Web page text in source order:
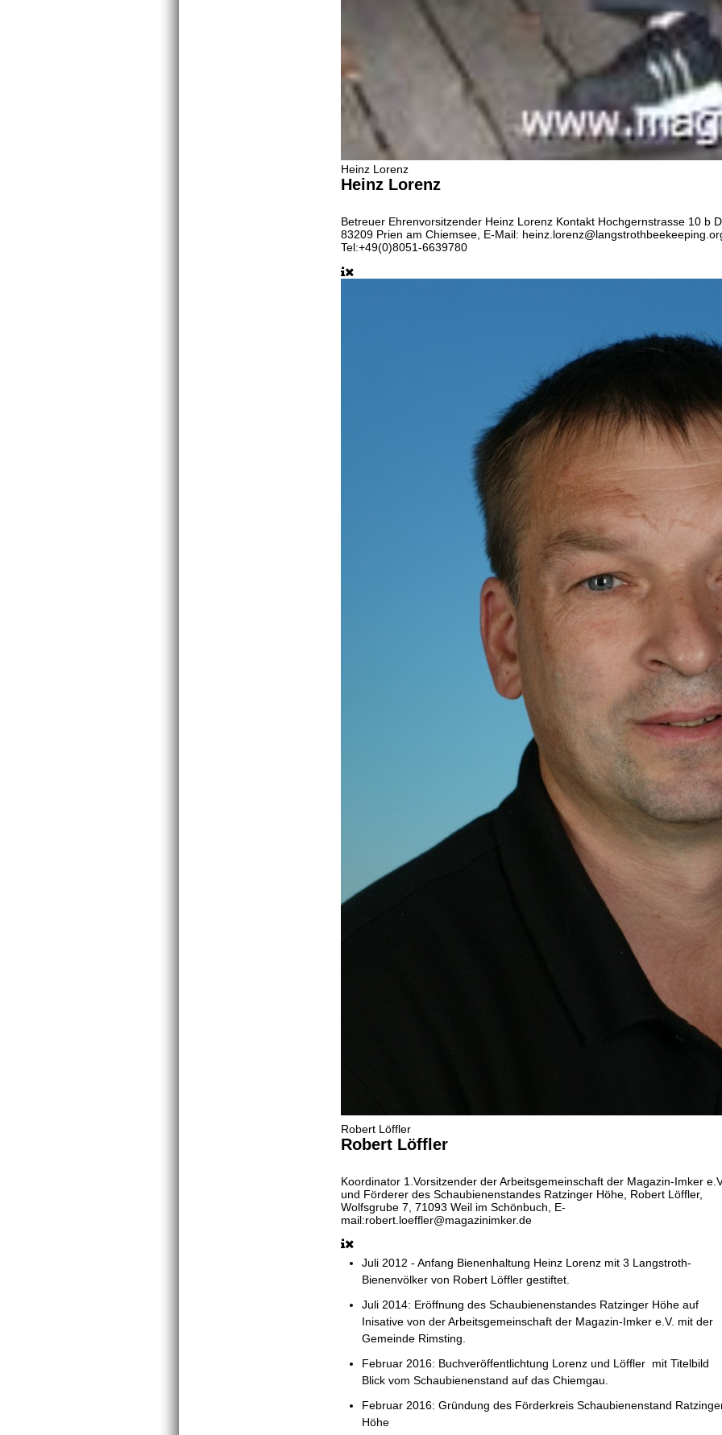
Heinz Lorenz
Heinz Lorenz
Betreuer Ehrenvorsitzender Heinz Lorenz Kontakt Hochgernstrasse 10 b
83209 Prien am Chiemsee, E-Mail:
Tel:+49(0)8051-6639780
Robert Löffler
Robert Löffler
Koordinator 1.Vorsitzender der Arbeitsgemeinschaft der Magazin-Imker
und Förderer des Schaubienenstandes Ratzinger Höhe, Robert Löffler,
Wolfsgrube 7, 71093 Weil im Schönbuch, E-
mail:robert.loeffler@magazinimker.de
Juli 2012 - Anfang Bienenhaltung Heinz Lorenz mit 3 Langstroth-
Bienenvölker von Robert Löffler gestiftet.
Juli 2014: Eröffnung des Schaubienenstandes Ratzinger Höhe auf
Inisative von der Arbeitsgemeinschaft der Magazin-Imker e.V. mit der
Gemeinde Rimsting.
Februar 2016: Buchveröffentlichtung Lorenz und Löffler mit Titelbild
Blick vom Schaubienenstand auf das Chiemgau.
Februar 2016: Gründung des Förderkreis Schaubienenstand
Höhe